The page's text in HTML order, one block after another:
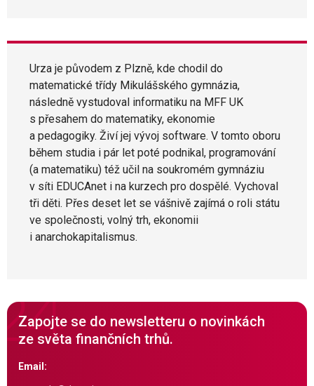
Urza je původem z Plzně, kde chodil do
matematické třídy Mikulášského gymnázia,
následně vystudoval informatiku na MFF UK
s přesahem do matematiky, ekonomie
a pedagogiky. Živí jej vývoj software. V tomto oboru
během studia i pár let poté podnikal, programování
(a matematiku) též učil na soukromém gymnáziu
v síti EDUCAnet i na kurzech pro dospělé. Vychoval
tři děti. Přes deset let se vášnivě zajímá o roli státu
ve společnosti, volný trh, ekonomii
i anarchokapitalismus.
Zapojte se do newsletteru o novinkách
ze světa finančních trhů.
Email: